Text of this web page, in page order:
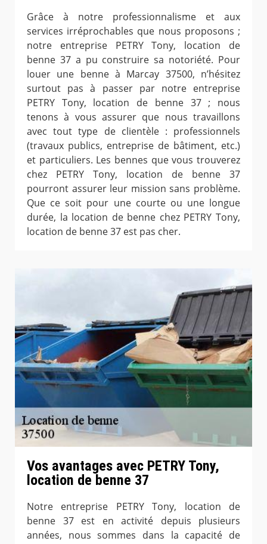
Grâce à notre professionnalisme et aux
services irréprochables que nous proposons ;
notre entreprise PETRY Tony, location de
benne 37 a pu construire sa notoriété. Pour
louer une benne à Marcay 37500, n’hésitez
surtout pas à passer par notre entreprise
PETRY Tony, location de benne 37 ; nous
tenons à vous assurer que nous travaillons
avec tout type de clientèle : professionnels
(travaux publics, entreprise de bâtiment, etc.)
et particuliers. Les bennes que vous trouverez
chez PETRY Tony, location de benne 37
pourront assurer leur mission sans problème.
Que ce soit pour une courte ou une longue
durée, la location de benne chez PETRY Tony,
location de benne 37 est pas cher.
Vos avantages avec PETRY Tony,
location de benne 37
Notre entreprise PETRY Tony, location de
benne 37 est en activité depuis plusieurs
années, nous sommes dans la capacité de